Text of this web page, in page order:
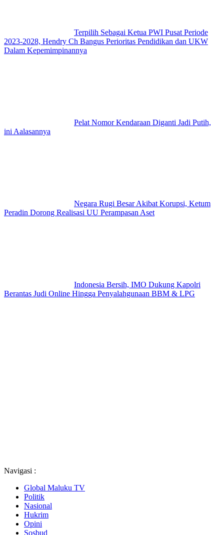
Terpilih Sebagai Ketua PWI Pusat Periode
2023-2028, Hendry Ch Bangus Perioritas Pendidikan dan UKW
Dalam Kepemimpinannya
Pelat Nomor Kendaraan Diganti Jadi Putih,
ini Aalasannya
Negara Rugi Besar Akibat Korupsi, Ketum
Peradin Dorong Realisasi UU Perampasan Aset
Indonesia Bersih, IMO Dukung Kapolri
Berantas Judi Online Hingga Penyalahgunaan BBM & LPG
Navigasi :
Global Maluku TV
Politik
Nasional
Hukrim
Opini
Sosbud